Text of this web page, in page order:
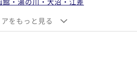
マム
石狩・空知
をもっと見る